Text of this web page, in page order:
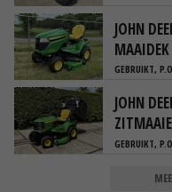
JOHN
GEBRUIKT,
JOHN
GEBRUIKT,